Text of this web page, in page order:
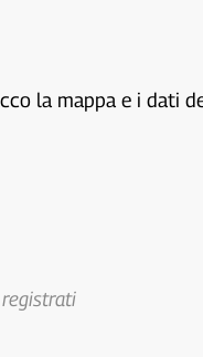
la mappa e i dati